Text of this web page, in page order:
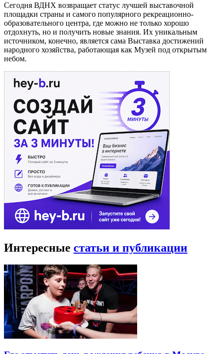
Сегодня ВДНХ возвращает статус лучшей выставочной
площадки страны и самого популярного рекреационно-
образовательного центра, где можно не только хорошо
отдохнуть, но и получить новые знания. Их уникальным
источником, конечно, является сама Выставка достижений
народного хозяйства, работающая как Музей под открытым
небом.
Интересные статьи и публикации